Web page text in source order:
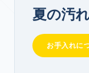
夏の汚
お手入れに